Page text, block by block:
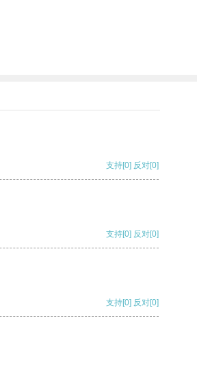
支持[0] 反对[0]
支持[0] 反对[0]
支持[0] 反对[0]